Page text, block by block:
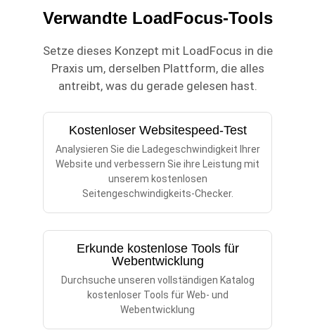
Verwandte LoadFocus-Tools
Setze dieses Konzept mit LoadFocus in die
Praxis um, derselben Plattform, die alles
antreibt, was du gerade gelesen hast.
Kostenloser Websitespeed-Test
Analysieren Sie die Ladegeschwindigkeit Ihrer
Website und verbessern Sie ihre Leistung mit
unserem kostenlosen
Seitengeschwindigkeits-Checker.
Erkunde kostenlose Tools für
Webentwicklung
Durchsuche unseren vollständigen Katalog
kostenloser Tools für Web- und
Webentwicklung